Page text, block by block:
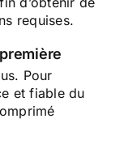
requises.
Pour
et fiable du